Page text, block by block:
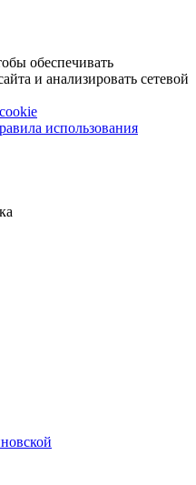
обеспечивать
и анализировать сетевой
использования